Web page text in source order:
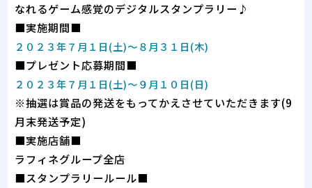
なれるゲーム感覚のデジタルスタンプラリー♪
■実施期間■
２０２３年７月１日(土)～８月３１日(木)
■プレゼント応募期間■
２０２３年７月１日(土)～９月１０日(日)
※抽選は賞品の発送をもってかえさせていただきます(9
月末発送予定)
■実施店舗■
ラフィネグループ全店
■スタンプラリールール■